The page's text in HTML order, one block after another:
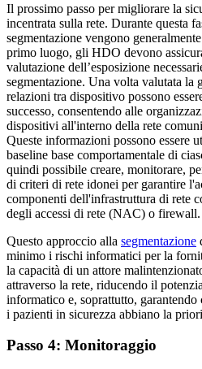
Il prossimo passo per migliorare la
incentrata sulla rete. Durante questa
segmentazione vengono
primo luogo, gli HDO devono
valutazione dell’esposizione
segmentazione. Una volta valutata la
relazioni tra dispositivo possono
successo, consentendo alle
dispositivi all'interno della rete
Queste informazioni possono essere
baseline base comportamentale di
quindi possibile creare, monitorare,
di criteri di rete idonei per garantire
componenti dell'infrastruttura di rete
degli accessi di rete (NAC) o firewall.
Questo approccio alla segmentazione
minimo i rischi informatici per la
la capacità di un attore
attraverso la rete, riducendo il
informatico e, soprattutto,
i pazienti in sicurezza abbiano la
Passo 4: Monitoraggio